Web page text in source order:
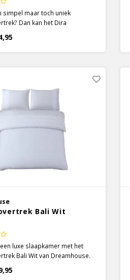
simpel maar toch uniek
Dan kan het Dira
zijn! Dit dekbedovertrek
ruimte uit en geeft je toch
Bali Wit
luxe slaapkamer met het
Bali Wit van Dreamhouse.
rust en klasse uitstraalt.